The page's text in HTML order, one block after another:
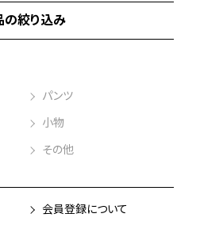
の絞り込み
パンツ
小物
その他
会員登録について